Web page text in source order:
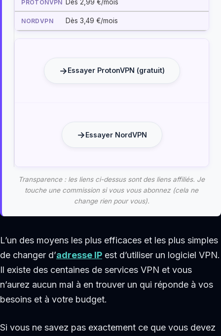
Dès 2,99 €/mois
Dès 3,49 €/mois
Essayer ProtonVPN (gratuit)
Essayer NordVPN
Transparence : les liens ci-dessus sont des liens affiliés. Je
touche une commission si vous vous abonnez (cela ne
change rien pour vous).
L’un des moyens les plus efficaces et les plus simples
de changer d’adresse IP est d’utiliser un logiciel VPN.
Il existe des centaines de services VPN et vous
n’aurez aucun mal à en trouver un qui réponde à vos
besoins et à votre budget.
Si vous ne savez pas exactement ce que vous devez